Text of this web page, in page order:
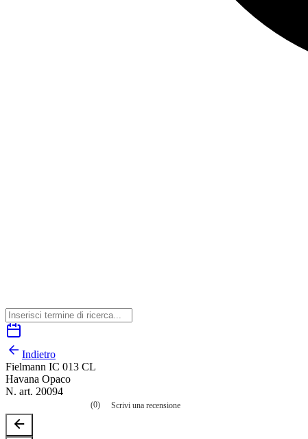
Indietro
Fielmann IC 013 CL
Havana Opaco
N. art. 20094
valutazione
(0) Scrivi una recensione